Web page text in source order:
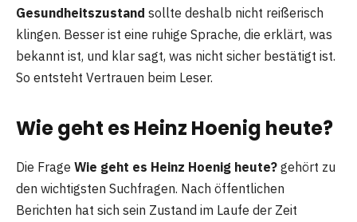
Gesundheitszustand sollte deshalb nicht reißerisch
klingen. Besser ist eine ruhige Sprache, die erklärt, was
bekannt ist, und klar sagt, was nicht sicher bestätigt ist.
So entsteht Vertrauen beim Leser.
Wie geht es Heinz Hoenig heute?
Die Frage Wie geht es Heinz Hoenig heute? gehört zu
den wichtigsten Suchfragen. Nach öffentlichen
Berichten hat sich sein Zustand im Laufe der Zeit